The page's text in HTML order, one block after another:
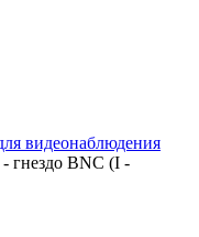
видеонаблюдения
гнездо BNC (I -